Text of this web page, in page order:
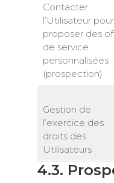
Contacter
l’Utilisateur
proposer des
de service
personnalisées
(prospection)
Gestion de
l’exercice des
droits des
Utilisateurs
4.3.